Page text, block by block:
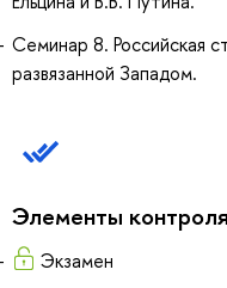
Семинар 8. Российская
развязанной Западом.
Элементы контроля
Экзамен